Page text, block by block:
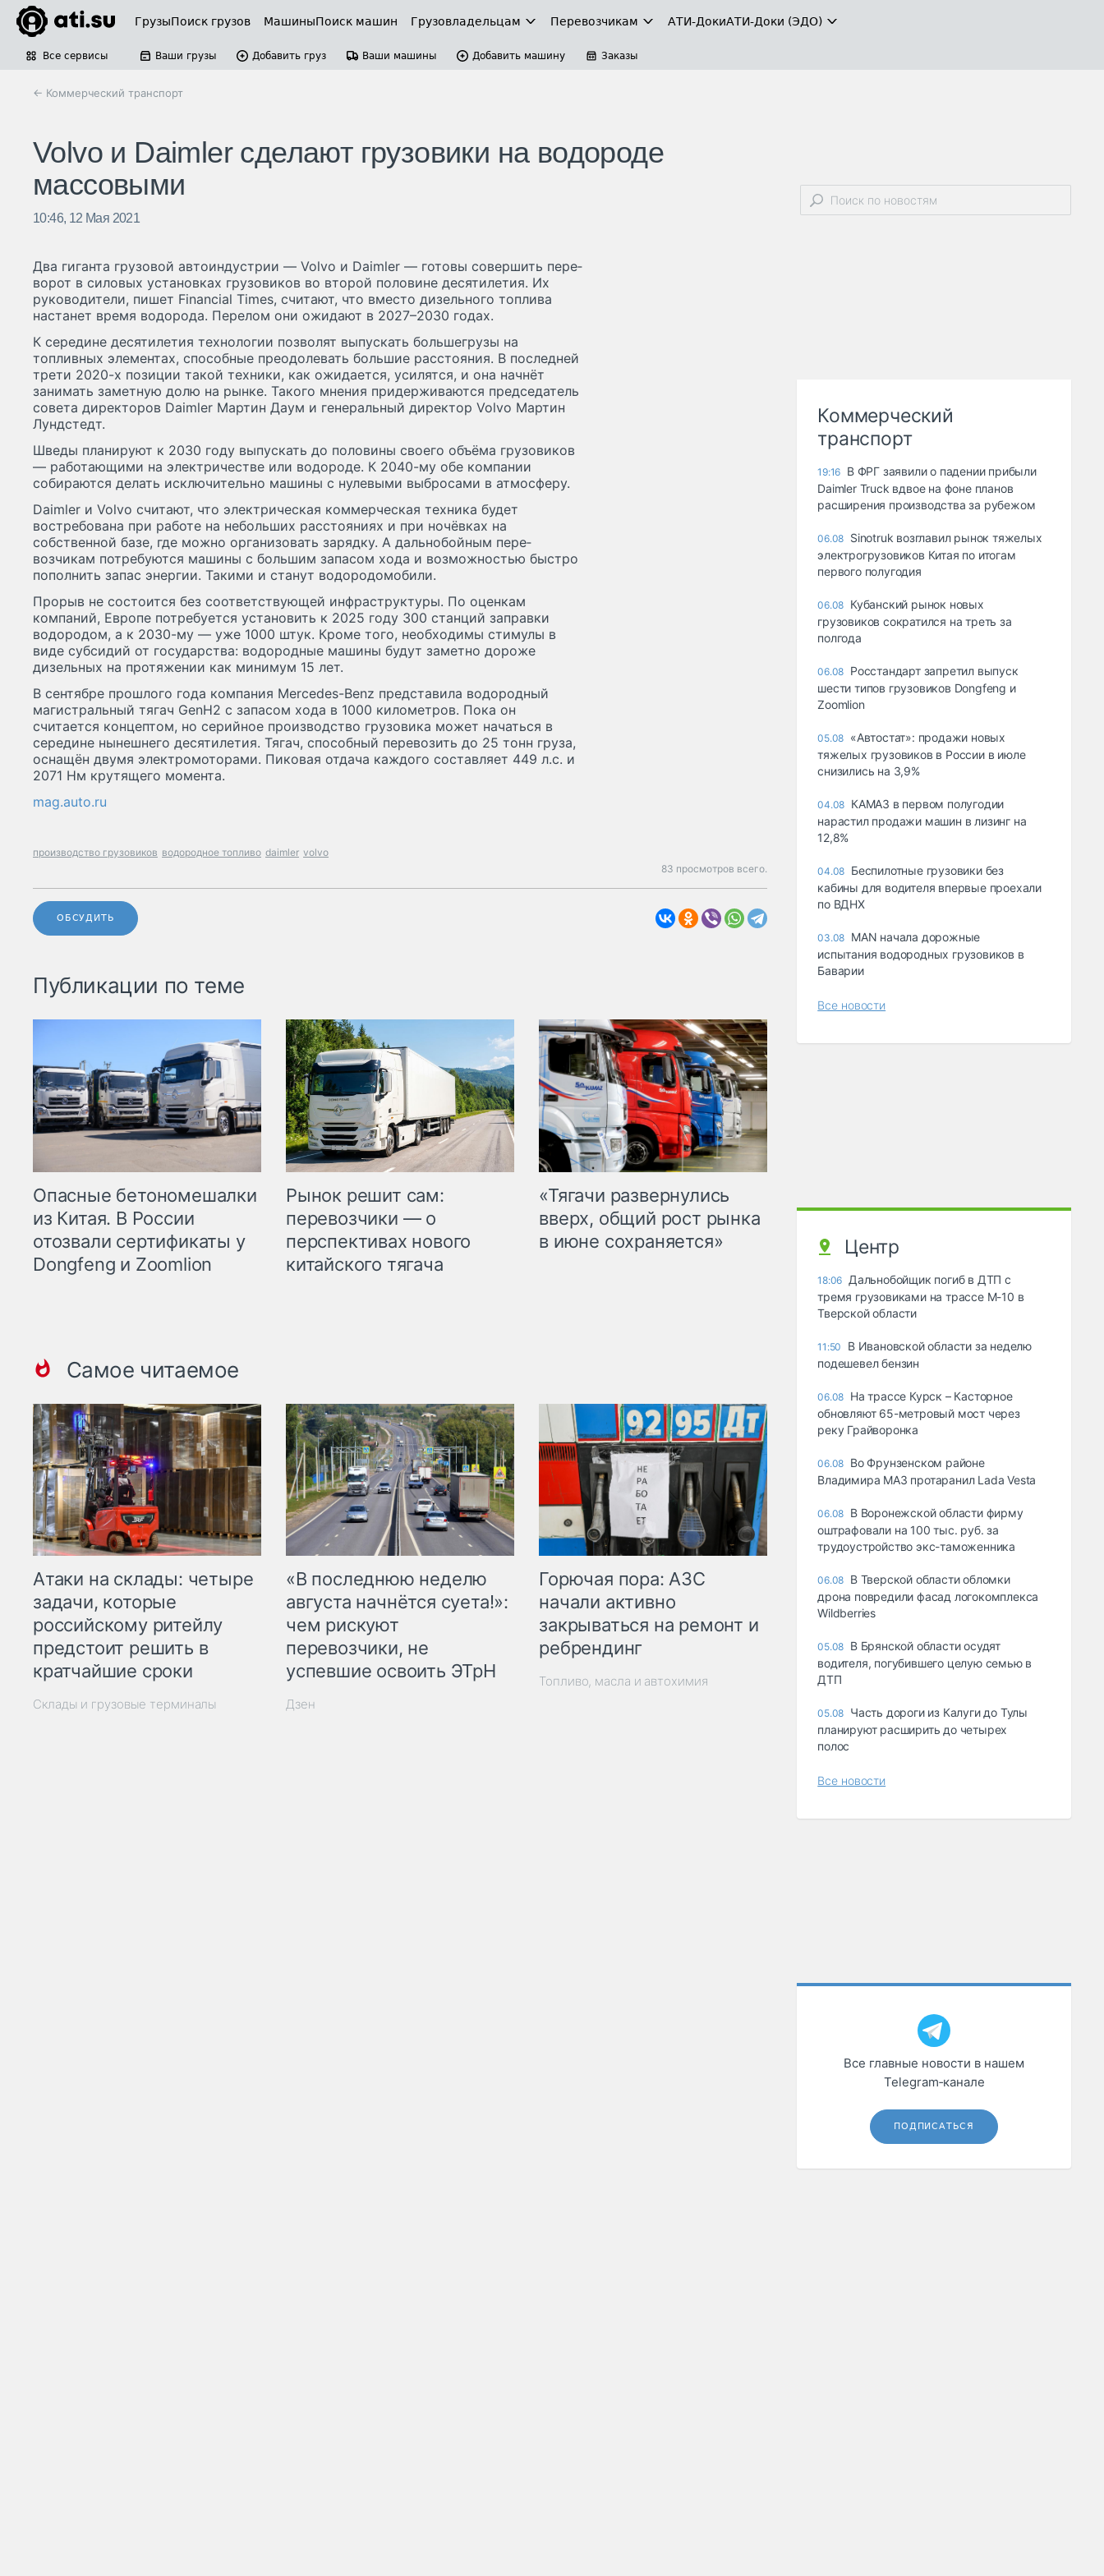
ГрузыПоиск грузов МашиныПоиск машин Грузовладельцам Перевозчикам АТИ-ДокиАТИ-Доки (ЭДО)
Все сервисы Ваши грузы Добавить груз Ваши машины Добавить машину Заказы
← Коммерческий транспорт
Volvo и Daimler сделают грузовики на водороде
массовыми
10:46, 12 Мая 2021
Два гиганта грузовой автоиндустрии — Volvo и Daimler — готовы совер­шить пере­
ворот в силовых установках грузо­виков во второй половине десяти­летия. Их
руково­дители, пишет Financial Times, считают, что вместо дизель­ного топлива
настанет время водорода. Перелом они ожидают в 2027–2030 годах.
К середине десятилетия технологии позволят выпускать больше­грузы на
топливных элементах, способные преодо­левать большие расстояния. В последней
трети 2020-х позиции такой техники, как ожидается, усилятся, и она начнёт
занимать заметную долю на рынке. Такого мнения придер­живаются предсе­датель
совета директоров Daimler Мартин Даум и генераль­ный директор Volvo Мартин
Лундстедт.
Шведы планируют к 2030 году выпускать до половины своего объёма грузо­виков
— работающими на электри­честве или водороде. К 2040-му обе компании
собираются делать исключи­тельно машины с нуле­выми выбросами в атмосферу.
Daimler и Volvo считают, что электрическая коммер­ческая техника будет
востребо­вана при работе на небольших рас­стояниях и при ночёвках на
собственной базе, где можно организовать зарядку. А дальнобой­ным пере­
возчикам потребуются машины с большим запасом хода и возмож­ностью быстро
пополнить запас энергии. Такими и станут водородо­мобили.
Прорыв не состоится без соответ­ствующей инфра­структуры. По оценкам
компаний, Европе потребуется установить к 2025 году 300 станций заправки
водородом, а к 2030-му — уже 1000 штук. Кроме того, необходимы стимулы в
виде субсидий от государ­ства: водородные машины будут заметно дороже
дизельных на протяжении как минимум 15 лет.
В сентябре прошлого года компания Mercedes-Benz представила водородный
маги­стральный тягач GenH2 с запасом хода в 1000 километров. Пока он
считается концептом, но серийное производ­ство грузовика может начаться в
сере­дине нынешнего десяти­летия. Тягач, способный пере­возить до 25 тонн груза,
оснащён двумя электро­моторами. Пиковая отдача каждого составляет 449 л.с. и
2071 Нм крутящего момента.
mag.auto.ru
производство грузовиков водородное топливо daimler volvo
83 просмотров всего.
ОБСУДИТЬ
Публикации по теме
Опасные бетономешалки
из Китая. В России
отозвали сертификаты у
Dongfeng и Zoomlion
Рынок решит сам:
перевозчики — о
перспективах нового
китайского тягача
«Тягачи развернулись
вверх, общий рост рынка
в июне сохраняется»
Самое читаемое
Атаки на склады: четыре
задачи, которые
российскому ритейлу
предстоит решить в
кратчайшие сроки
Склады и грузовые терминалы
«В последнюю неделю
августа начнётся суета!»:
чем рискуют
перевозчики, не
успевшие освоить ЭТрН
Дзен
Горючая пора: АЗС
начали активно
закрываться на ремонт и
ребрендинг
Топливо, масла и автохимия
Коммерческий
транспорт
19:16 В ФРГ заявили о падении прибыли
Daimler Truck вдвое на фоне планов
расширения производства за рубежом
06.08 Sinotruk возглавил рынок тяжелых
электрогрузовиков Китая по итогам
первого полугодия
06.08 Кубанский рынок новых
грузовиков сократился на треть за
полгода
06.08 Росстандарт запретил выпуск
шести типов грузовиков Dongfeng и
Zoomlion
05.08 «Автостат»: продажи новых
тяжелых грузовиков в России в июле
снизились на 3,9%
04.08 КАМАЗ в первом полугодии
нарастил продажи машин в лизинг на
12,8%
04.08 Беспилотные грузовики без
кабины для водителя впервые проехали
по ВДНХ
03.08 MAN начала дорожные
испытания водородных грузовиков в
Баварии
Все новости
Центр
18:06 Дальнобойщик погиб в ДТП с
тремя грузовиками на трассе М-10 в
Тверской области
11:50
В Ивановской области за неделю
подешевел бензин
06.08 На трассе Курск – Касторное
обновляют 65-метровый мост через
реку Грайворонка
06.08 Во Фрунзенском районе
Владимира МАЗ протаранил Lada Vesta
06.08 В Воронежской области фирму
оштрафовали на 100 тыс. руб. за
трудоустройство экс-таможенника
06.08 В Тверской области обломки
дрона повредили фасад логокомплекса
Wildberries
05.08 В Брянской области осудят
водителя, погубившего целую семью в
ДТП
05.08 Часть дороги из Калуги до Тулы
планируют расширить до четырех
полос
Все новости
Все главные новости в нашем
Telegram‑канале
ПОДПИСАТЬСЯ